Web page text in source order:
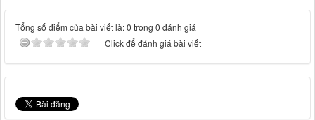
Tổng số điểm của bài viết là: 0 trong 0 đánh giá
Click để đánh giá bài viết